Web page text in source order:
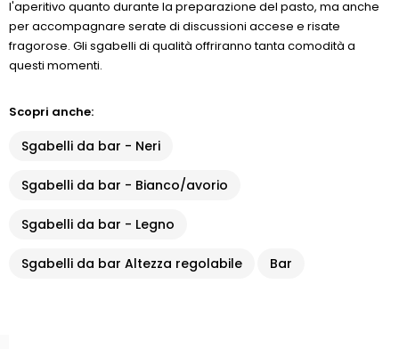
l'aperitivo quanto durante la preparazione del pasto, ma anche
per accompagnare serate di discussioni accese e risate
fragorose. Gli sgabelli di qualità offriranno tanta comodità a
questi momenti.
Scopri anche:
Sgabelli da bar - Neri
Sgabelli da bar - Bianco/avorio
Sgabelli da bar - Legno
Sgabelli da bar Altezza regolabile Bar